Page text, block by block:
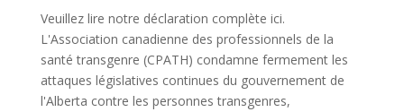
Veuillez lire notre déclaration complète ici.
L'Association canadienne des professionnels de la
santé transgenre (CPATH) condamne fermement les
attaques législatives continues du gouvernement de
l'Alberta contre les personnes transgenres,